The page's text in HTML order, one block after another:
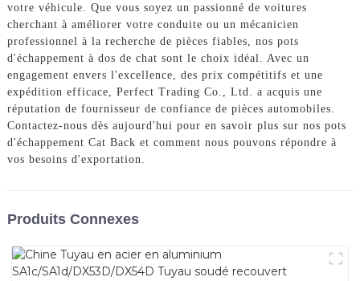
votre véhicule. Que vous soyez un passionné de voitures
cherchant à améliorer votre conduite ou un mécanicien
professionnel à la recherche de pièces fiables, nos pots
d'échappement à dos de chat sont le choix idéal. Avec un
engagement envers l'excellence, des prix compétitifs et une
expédition efficace, Perfect Trading Co., Ltd. a acquis une
réputation de fournisseur de confiance de pièces automobiles.
Contactez-nous dès aujourd'hui pour en savoir plus sur nos pots
d'échappement Cat Back et comment nous pouvons répondre à
vos besoins d'exportation.
Produits Connexes